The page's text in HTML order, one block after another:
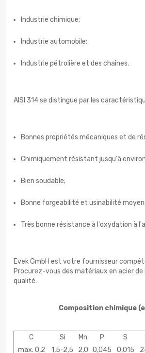
Industrie chimique;
Industrie automobile;
Industrie pétrolière et des chaînes.
AISI 314 se distingue par les
Bonnes propriétés mécaniques et de
Chimiquement résistant jusqu'à environ
Bien soudable;
Bonne forgeabilité et usinabilité
Très bonne résistance à l'oxydation à
Evek GmbH est votre fournisseur
Procurez-vous des matériaux en acier de
qualité.
Composition chimique
C Si Mn P S
max. 0,2
1,5-2,5 2,0 0,045 0,015